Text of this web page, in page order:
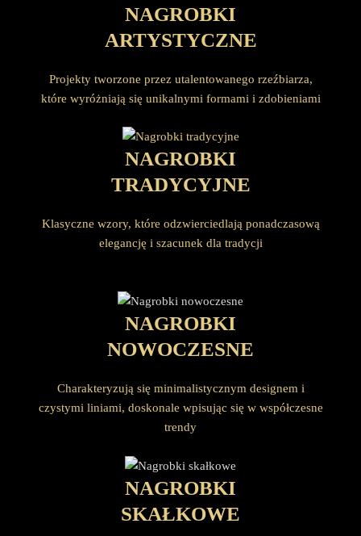
NAGROBKI
ARTYSTYCZNE
Projekty tworzone przez utalentowanego rzeźbiarza,
które wyróżniają się unikalnymi formami i zdobieniami
NAGROBKI
TRADYCYJNE
Klasyczne wzory, które odzwierciedlają ponadczasową
elegancję i szacunek dla tradycji
NAGROBKI
NOWOCZESNE
Charakteryzują się minimalistycznym designem i
czystymi liniami, doskonale wpisując się w współczesne
trendy
NAGROBKI
SKAŁKOWE